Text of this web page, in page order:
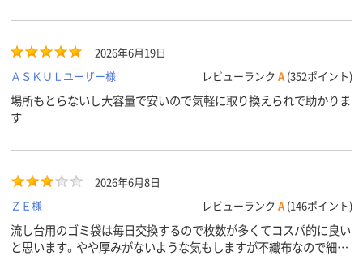
2026年6月19日
ＡＳＫＵＬユーザー様
レビューランク A (352ポイント)
場所もとらないし大容量で安いので気軽に取り換えられで助かりま
す
2026年6月8日
ＺＥ様
レビューランク A (146ポイント)
流し台用のゴミ袋は毎日交換するので枚数が多くてコスパ的に良い
と思います。やや厚みがないような気もしますが不織布なので細か